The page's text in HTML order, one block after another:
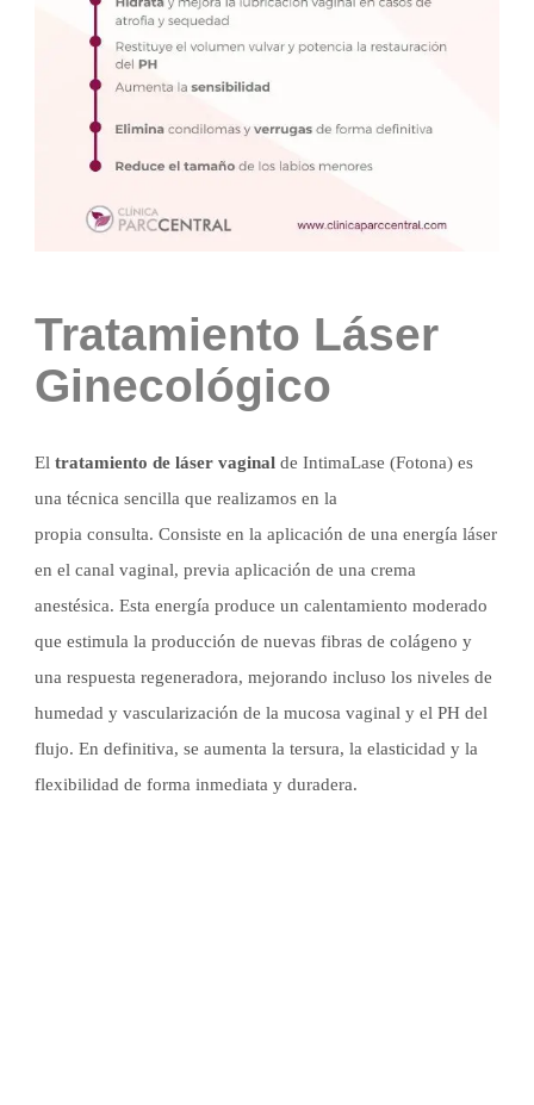
Tratamiento Láser
Ginecológico
Eltratamiento de láser vaginal de IntimaLase (Fotona) es
una técnica sencilla que realizamos en la
propia consulta. Consiste en la aplicación de una energía láser
en el canal vaginal, previa aplicación de una crema
anestésica. Esta energía produce un calentamiento moderado
que estimula la producción de nuevas fibras de colágeno y
una respuesta regeneradora, mejorando incluso los niveles de
humedad y vascularización de la mucosa vaginal y el PH del
flujo. En definitiva, se aumenta la tersura, la elasticidad y la
flexibilidad de forma inmediata y duradera.